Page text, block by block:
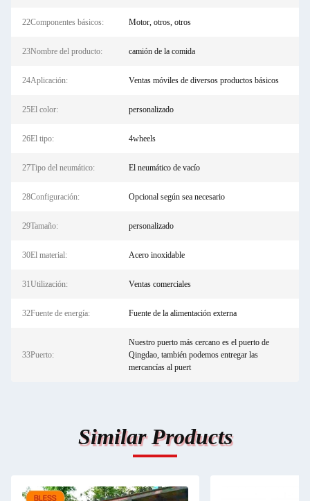
22Componentes básicos: Motor, otros, otros
23Nombre del producto: camión de la comida
24Aplicación: Ventas móviles de diversos productos básicos
25El color: personalizado
26El tipo: 4wheels
27Tipo del neumático: El neumático de vacío
28Configuración: Opcional según sea necesario
29Tamaño: personalizado
30El material: Acero inoxidable
31Utilización: Ventas comerciales
32Fuente de energía: Fuente de la alimentación externa
33Puerto:
Nuestro puerto más cercano es el puerto de
Qingdao, también podemos entregar las
mercancías al puert
Similar Products